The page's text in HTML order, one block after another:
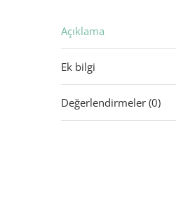
Açıklama
Ek bilgi
Değerlendirmeler (0)